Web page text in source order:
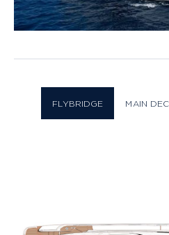
42
FLYBRIDGE MAIN